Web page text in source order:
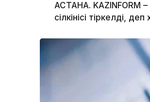
АСТАНА. KAZINFORM
сілкінісі тіркелді,